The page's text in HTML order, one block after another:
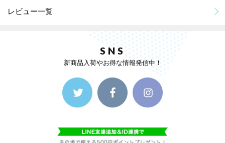
レビュー一覧
SNS
新商品入荷やお得な情報発信中！